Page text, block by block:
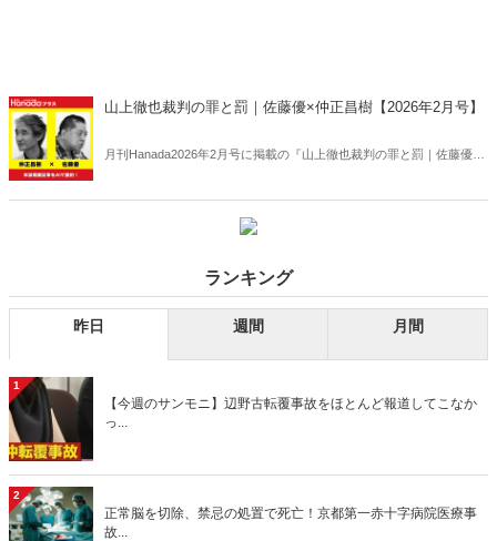
山上徹也裁判の罪と罰｜佐藤優×仲正昌樹【2026年2月号】
月刊Hanada2026年2月号に掲載の『山上徹也裁判の罪と罰｜佐藤優×
ランキング
昨日 週間 月間
1
【今週のサンモニ】辺野古転覆事故をほとんど報道してこなか
っ...
2
正常脳を切除、禁忌の処置で死亡！京都第一赤十字病院医療事
故...